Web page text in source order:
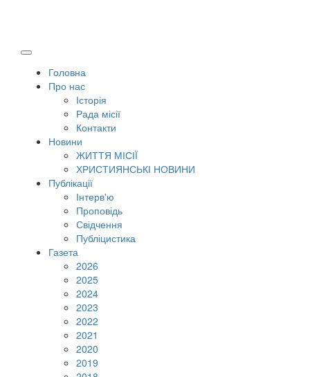
Головна
Про нас
Історія
Рада місії
Контакти
Новини
ЖИТТЯ МІСІЇ
ХРИСТИЯНСЬКІ НОВИНИ
Публікації
Інтерв'ю
Проповідь
Свідчення
Публіцистика
Газета
2026
2025
2024
2023
2022
2021
2020
2019